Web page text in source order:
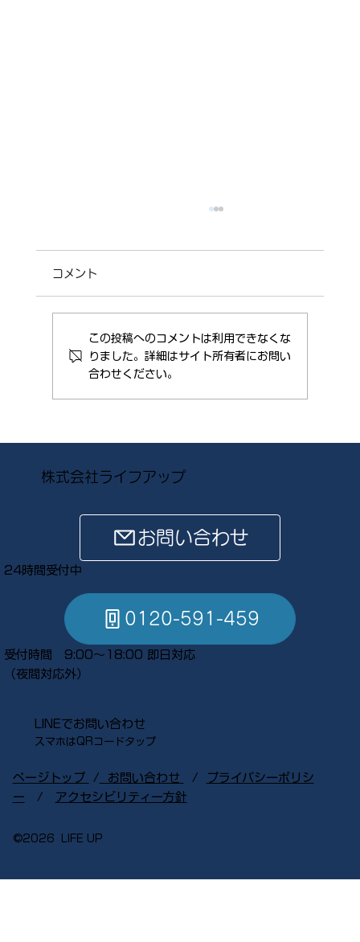
コメント
この投稿へのコメントは利用できなくな
りました。詳細はサイト所有者にお問い
合わせください。
ページトップ ​ / お問い合わせ /
プライバシーポリシ
ー / アクセシビリティー方針
©︎2026 LIFE UP
株式会社ライフアップ
お問い合わせ
24時間受付中
0120-591-459
受付時間 9:00～18:00 即日対応
​（夜間対応外）
LINEでお問い合わせ
スマホはQRコードタップ​